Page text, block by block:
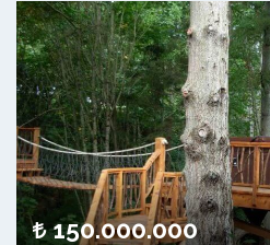
150.000.000